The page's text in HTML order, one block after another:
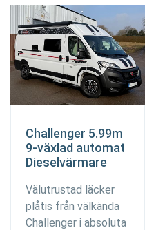
Challenger 5.99m
9-växlad automat
Dieselvärmare
Välutrustad läcker
plåtis från välkända
Challenger i absoluta